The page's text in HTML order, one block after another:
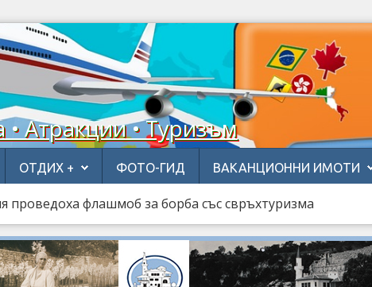
• Атракции • Туризъм
ОТДИХ + ФОТО-ГИД ВАКАНЦИОННИ ИМОТИ
проведоха флашмоб за борба със свръхтуризма